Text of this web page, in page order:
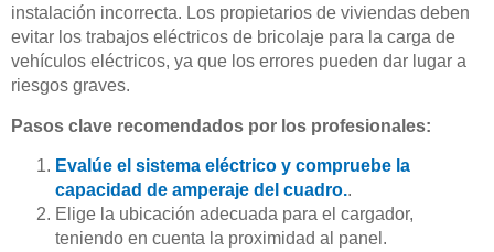
instalación incorrecta. Los propietarios de viviendas deben
evitar los trabajos eléctricos de bricolaje para la carga de
vehículos eléctricos, ya que los errores pueden dar lugar a
riesgos graves.
Pasos clave recomendados por los profesionales:
Evalúe el sistema eléctrico y compruebe la
capacidad de amperaje del cuadro..
Elige la ubicación adecuada para el cargador,
teniendo en cuenta la proximidad al panel.